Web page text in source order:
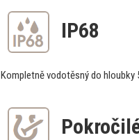
IP68
Kompletně vodotěsný do hloubky